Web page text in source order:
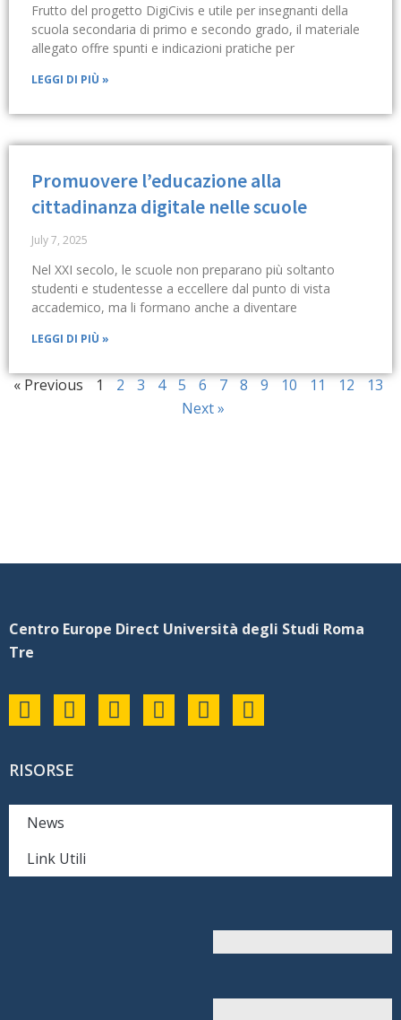
Frutto del progetto DigiCivis e utile per insegnanti della
scuola secondaria di primo e secondo grado, il materiale
allegato offre spunti e indicazioni pratiche per
LEGGI DI PIÙ »
Promuovere l’educazione alla
cittadinanza digitale nelle scuole
July 7, 2025
Nel XXI secolo, le scuole non preparano più soltanto
studenti e studentesse a eccellere dal punto di vista
accademico, ma li formano anche a diventare
LEGGI DI PIÙ »
« Previous 1 2 3 4 5 6 7 8 9 10 11 12
13
Next »
Centro Europe Direct Università degli Studi Roma
Tre
RISORSE
News
Link Utili